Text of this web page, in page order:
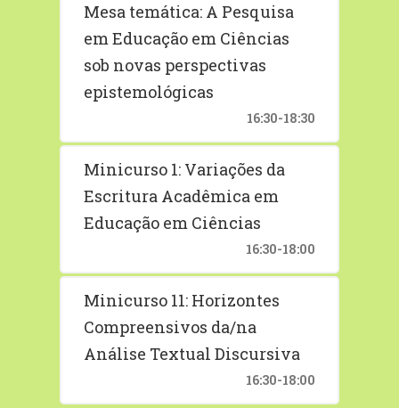
Mesa temática: A Pesquisa
em Educação em Ciências
sob novas perspectivas
epistemológicas
16:30-18:30
Minicurso 1: Variações da
Escritura Acadêmica em
Educação em Ciências
16:30-18:00
Minicurso 11: Horizontes
Compreensivos da/na
Análise Textual Discursiva
16:30-18:00